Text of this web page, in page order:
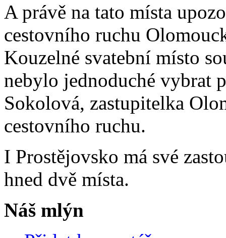
A právě na tato místa
cestovního ruchu
Kouzelné svatební místo
nebylo jednoduché vybrat
Sokolová, zastupitelka
cestovního ruchu.
I Prostějovsko má své
hned dvě místa.
Náš mlýn